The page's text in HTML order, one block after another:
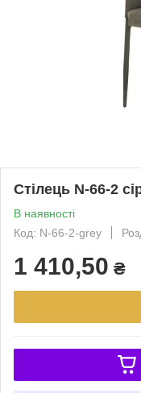
Стілець N-66-2
В наявності
Код: N-66-2-grey
1 410,50 ₴